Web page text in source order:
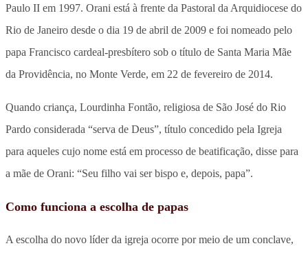
Paulo II em 1997. Orani está à frente da Pastoral da Arquidiocese do
Rio de Janeiro desde o dia 19 de abril de 2009 e foi nomeado pelo
papa Francisco cardeal-presbítero sob o título de Santa Maria Mãe
da Providência, no Monte Verde, em 22 de fevereiro de 2014.
Quando criança, Lourdinha Fontão, religiosa de São José do Rio
Pardo considerada “serva de Deus”, título concedido pela Igreja
para aqueles cujo nome está em processo de beatificação, disse para
a mãe de Orani: “Seu filho vai ser bispo e, depois, papa”.
Como funciona a escolha de papas
A escolha do novo líder da igreja ocorre por meio de um conclave,